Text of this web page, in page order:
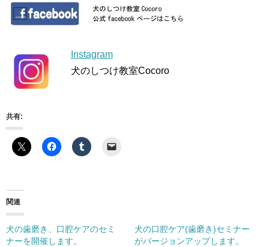
Instagram
犬のしつけ教室Cocoro
共有:
関連
犬の歯磨き、口腔ケアのセミ
ナーを開催します。
犬の口腔ケア(歯磨き)セミナー
がバージョンアップします。